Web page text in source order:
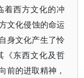
着西方文化的冲
文化侵蚀的命运
身文化产生了怜
《东西文化及哲
前的进取精神，